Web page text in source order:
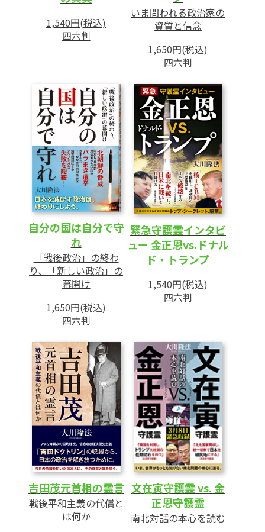
1,540円(税込)
四六判
いま問われる政治家の
資質と信念
1,650円(税込)
四六判
自分の国は自分で守
れ
「戦後政治」の終わ
り、「新しい政治」の
幕開け
1,650円(税込)
四六判
緊急守護霊インタビ
ュー 金正恩vs.ドナル
ド・トランプ
1,540円(税込)
四六判
吉田茂元首相の霊言
戦後平和主義の代償と
は何か
文在寅守護霊 vs. 金
正恩守護霊
南北対話の本心を読む